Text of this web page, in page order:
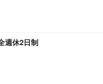
週休2日制